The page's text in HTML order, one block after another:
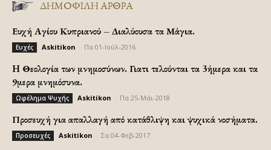
ΔΗΜΟΦΙΛΗ ΑΡΘΡΑ
Ευχή Αγίου Κυπριανού – Διαλύουσα τα Μάγια.
Ευχές Askitikon Πα 01-Ιούλ-2016
H Θεολογία των μνημοσύνων. Γιατι τελούνται τα 3ήμερα και τα
9μερα μνημόσυνα.
Ωφέλημα Ψυχής Askitikon Πα 25-Μάι-2018
Προσευχή για απαλλαγή από κατάθλιψη και ψυχικά νοσήματα.
Προσευχές Askitikon Σα 04-Φεβ-2017